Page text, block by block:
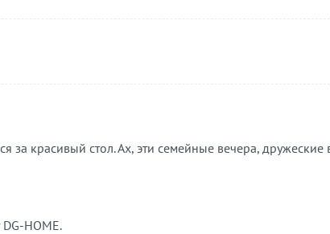
красивый стол. Ах, эти семейные вечера, дружеские
HOME.